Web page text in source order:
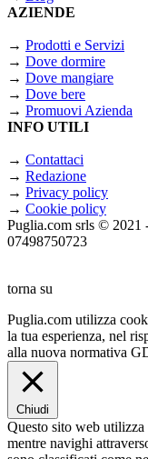
AZIENDE
→ Prodotti e Servizi
→ Dove dormire
→ Dove mangiare
→ Dove bere
→ Promuovi Azienda
INFO UTILI
→ Contattaci
→ Redazione
→ Privacy policy
→ Cookie policy
Puglia.com srls © 2021
07498750723
torna su
Puglia.com utilizza
la tua esperienza, nel
alla nuova normativa
Chiudi
Questo sito web
mentre navighi